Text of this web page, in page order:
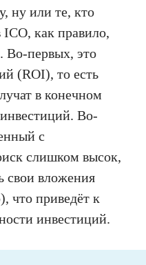
ну или те, кто
ICO, как правило,
Во-первых, это
(ROI), то есть
в конечном
Во-
с
слишком высок,
свои вложения
что приведёт к
инвестиций.